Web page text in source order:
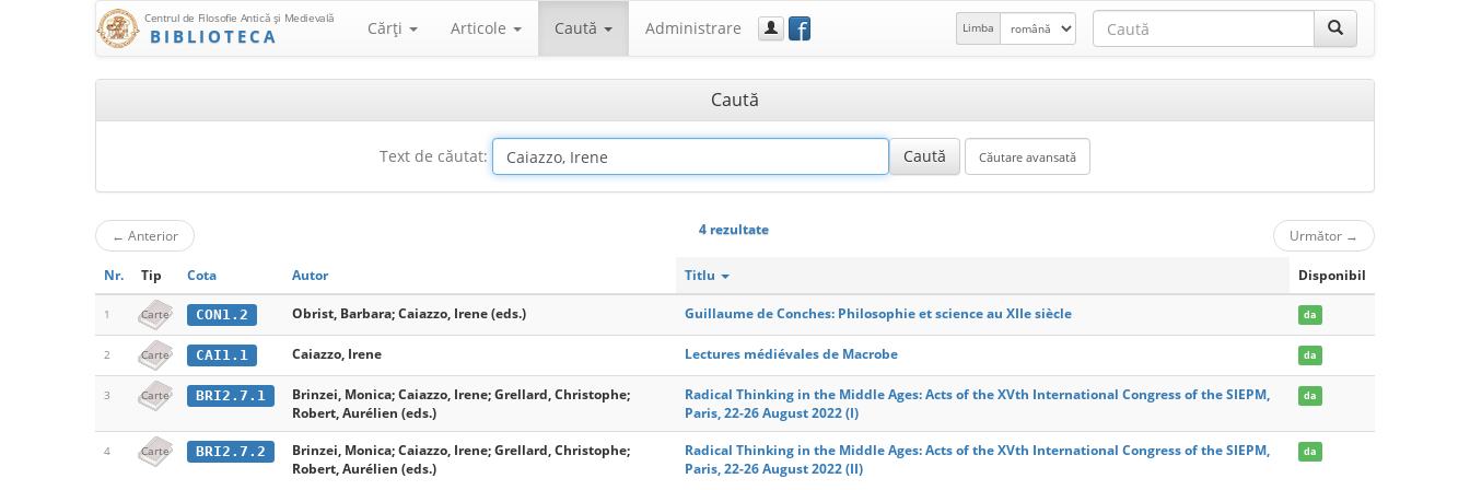
Centrul de Filosofie Antică şi Medievală
BIBLIOTECA Cărţi Articole Caută Administrare f Limba
Caută
Text de căutat:
← Anterior 4 rezultate Următor →
Nr. Tip Cota Autor Titlu Disponibil
1 Carte CON1.2 Obrist, Barbara; Caiazzo, Irene (eds.) Guillaume de Conches: Philosophie et science au XIIe siècle da
2 Carte CAI1.1 Caiazzo, Irene Lectures médiévales de Macrobe da
3 Carte BRI2.7.1
Brinzei, Monica; Caiazzo, Irene; Grellard, Christophe;
Robert, Aurélien (eds.)
Radical Thinking in the Middle Ages: Acts of the XVth International Congress of the SIEPM,
Paris, 22-26 August 2022 (I)
da
4 Carte BRI2.7.2
Brinzei, Monica; Caiazzo, Irene; Grellard, Christophe;
Robert, Aurélien (eds.)
Radical Thinking in the Middle Ages: Acts of the XVth International Congress of the SIEPM,
Paris, 22-26 August 2022 (II)
da